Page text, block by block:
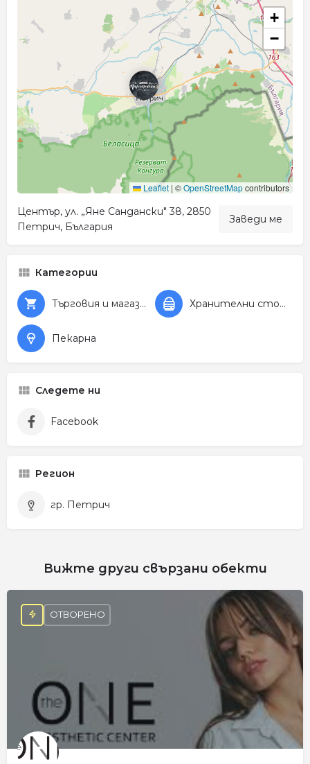
+
−
Leaflet | ©OpenStreetMapcontributors
Център, ул. „Яне Сандански" 38, 2850
Петрич, България
Заведи ме
Категории
Търговия и магазини Хранителни стоки
Пекарна
Следете ни
Facebook
Регион
гр. Петрич
Вижте други свързани обекти
ОТВОРЕНО